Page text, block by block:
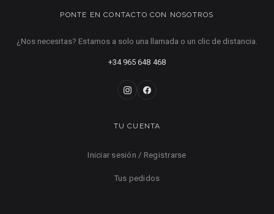
PONTE EN CONTACTO CON NOSOTROS
¿Nos necesitas? Estamos a solo una llamada o un clic de distancia.
+34 965 648 468
TU CUENTA
Iniciar sesión / Registrarse
Tus pedidos